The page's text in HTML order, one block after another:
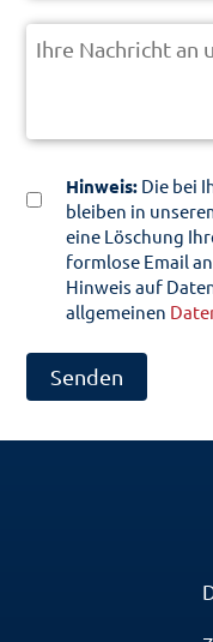
Einwilligung
*
Hinweis: Die bei
bleiben in
eine Löschung
formlose Email an
Hinweis auf
allgemeinen